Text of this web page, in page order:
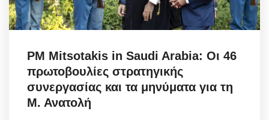
PM Mitsotakis in Saudi Arabia: Οι 46
πρωτοβουλίες στρατηγικής
συνεργασίας και τα μηνύματα για τη
Μ. Ανατολή